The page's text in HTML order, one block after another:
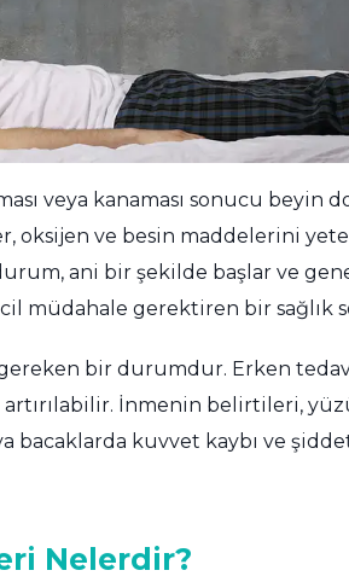
veya kanaması sonucu beyin
ve besin maddelerini
ani bir şekilde başlar ve
müdahale gerektiren bir sağlık
bir durumdur. Erken
İnmenin belirtileri,
bacaklarda kuvvet kaybı ve
Nelerdir?